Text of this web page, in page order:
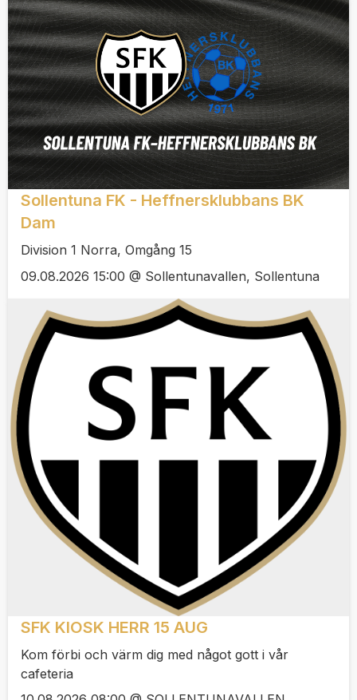
Sollentuna FK - Heffnersklubbans BK
Dam
Division 1 Norra, Omgång 15
09.08.2026 15:00 @ Sollentunavallen, Sollentuna
SFK KIOSK HERR 15 AUG
Kom förbi och värm dig med något gott i vår
cafeteria